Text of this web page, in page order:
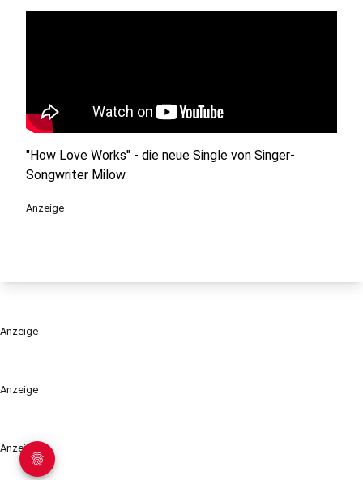
Anzeige
Anzeige
"How Love Works" - die neue Single von Singer-
Songwriter Milow
Anzeige
Anzeige